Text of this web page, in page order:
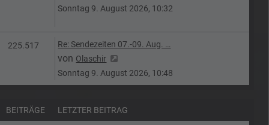
Sonntag 9. August 2026, 10:32
225.517 BeiträgeLetzter Beitrag
Re: Sendezeiten 07.-09. Aug. …
von Olaschir
Sonntag 9. August 2026, 10:48
BEITRÄGE LETZTER BEITRAG